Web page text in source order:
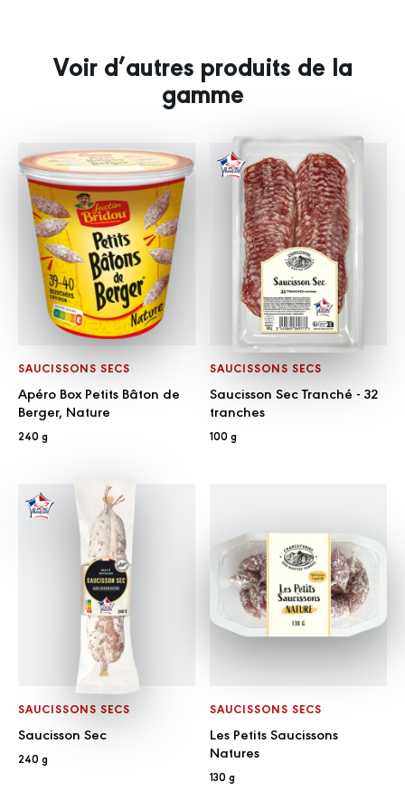
Voir d’autres produits de la
gamme
SAUCISSONS SECS
Apéro Box Petits Bâton de
Berger, Nature
240 g
SAUCISSONS SECS
Saucisson Sec Tranché - 32
tranches
100 g
SAUCISSONS SECS
Saucisson Sec
240 g
SAUCISSONS SECS
Les Petits Saucissons
Natures
130 g